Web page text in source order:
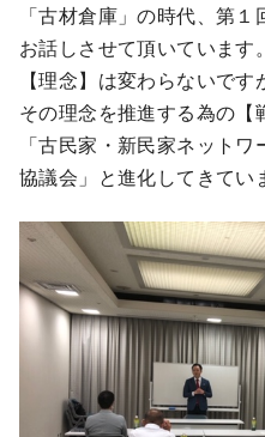
「古材倉庫」の時代、第
お話しさせて頂いています。
【理念】は変わらないです
その理念を推進する為の【
「古民家・新民家ネット
協議会」と進化してきてい